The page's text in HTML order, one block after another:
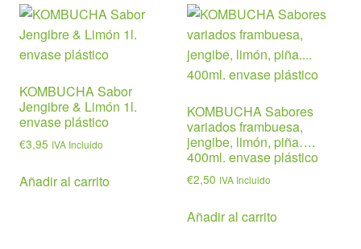
KOMBUCHA Sabor
Jengibre & Limón 1l.
envase plástico
€3,95 IVA Incluido
Añadir al carrito
KOMBUCHA Sabores
variados frambuesa,
jengibe, limón, piña….
400ml. envase plástico
€2,50 IVA Incluido
Añadir al carrito